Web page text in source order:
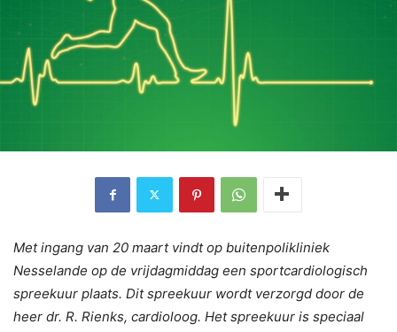
Met ingang van 20 maart vindt op buitenpolikliniek
Nesselande op de vrijdagmiddag een sportcardiologisch
spreekuur plaats. Dit spreekuur wordt verzorgd door de
heer dr. R. Rienks, cardioloog. Het spreekuur is speciaal